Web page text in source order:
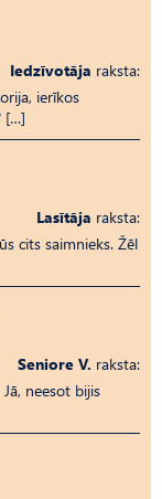
Iedzīvotāja raksta:
ierīkos
[…]
Lasītāja raksta:
cits saimnieks. Žēl
Seniore V. raksta:
neesot bijis